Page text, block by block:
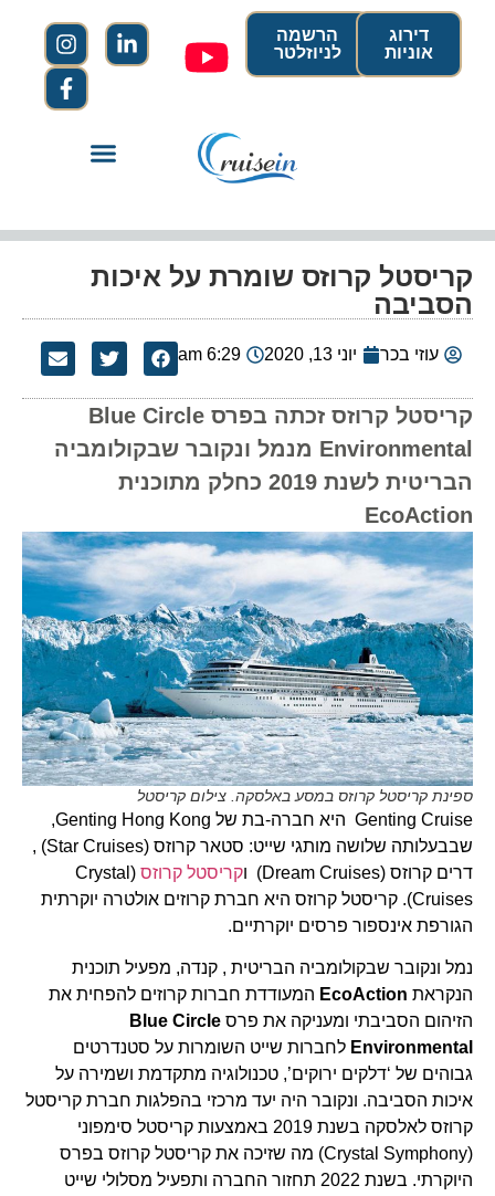
הרשמה
לניוזלטר
דירוג
אוניות
קריסטל קרוזס שומרת על איכות
הסביבה
עוזי בכר יוני 13, 2020 6:29 am
קריסטל קרוזס זכתה בפרס Blue Circle
Environmental מנמל ונקובר שבקולומביה
הבריטית לשנת 2019 כחלק מתוכנית
EcoAction
ספינת קריסטל קרוזס במסע באלסקה. צילום קריסטל
Genting Cruise היא חברה-בת של Genting Hong Kong,
שבבעלותה שלושה מותגי שייט: סטאר קרוזס (Star Cruises) ,
דרים קרוזס (Dream Cruises) ו
קריסטל קרוזס (Crystal
Cruises). קריסטל קרוזס היא חברת קרוזים אולטרה יוקרתית
הגורפת אינספור פרסים יוקרתיים.
נמל ונקובר שבקולומביה הבריטית , קנדה, מפעיל תוכנית
הנקראתEcoActionהמעודדת חברות קרוזים להפחית את
הזיהום הסביבתי ומעניקה את פרסBlue Circle
Environmentalלחברות שייט השומרות על סטנדרטים
גבוהים של ‘דלקים ירוקים’, טכנולוגיה מתקדמת ושמירה על
איכות הסביבה. ונקובר היה יעד מרכזי בהפלגות חברת קריסטל
קרוזס לאלסקה בשנת 2019 באמצעות קריסטל סימפוני
(Crystal Symphony) מה שזיכה את קריסטל קרוזס בפרס
היוקרתי. בשנת 2022 תחזור החברה ותפעיל מסלולי שייט